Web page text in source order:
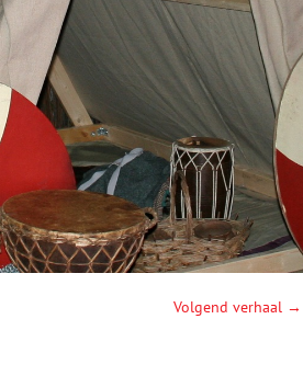
Volgend verhaal →